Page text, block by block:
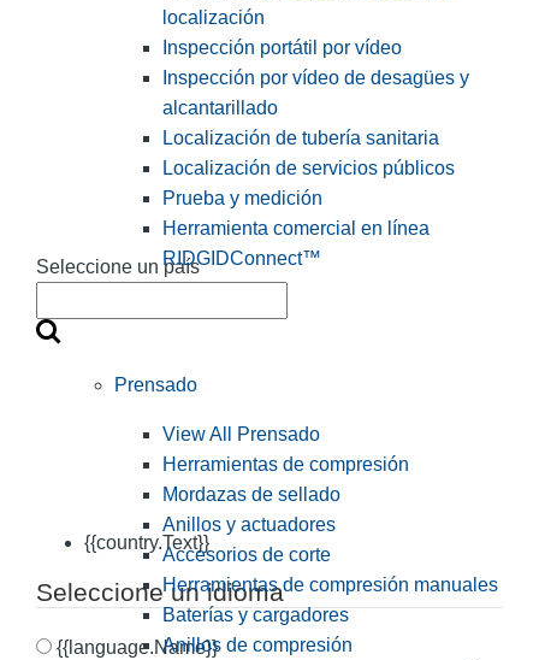
Seleccione un país
{{country.Text}}
Seleccione un idioma
{{language.Name}}
localización
Inspección portátil por vídeo
Inspección por vídeo de desagües y
alcantarillado
Localización de tubería sanitaria
Localización de servicios públicos
Prueba y medición
Herramienta comercial en línea
RIDGIDConnect™
Prensado
View All Prensado
Herramientas de compresión
Mordazas de sellado
Anillos y actuadores
Accesorios de corte
Herramientas de compresión manuales
Baterías y cargadores
Anillos de compresión